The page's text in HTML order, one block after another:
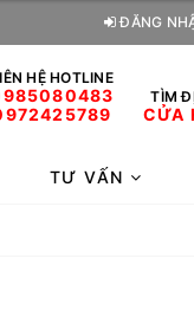
ĐĂNG
HỆ HOTLINE
TÌM
CỬA
TƯ VẤN